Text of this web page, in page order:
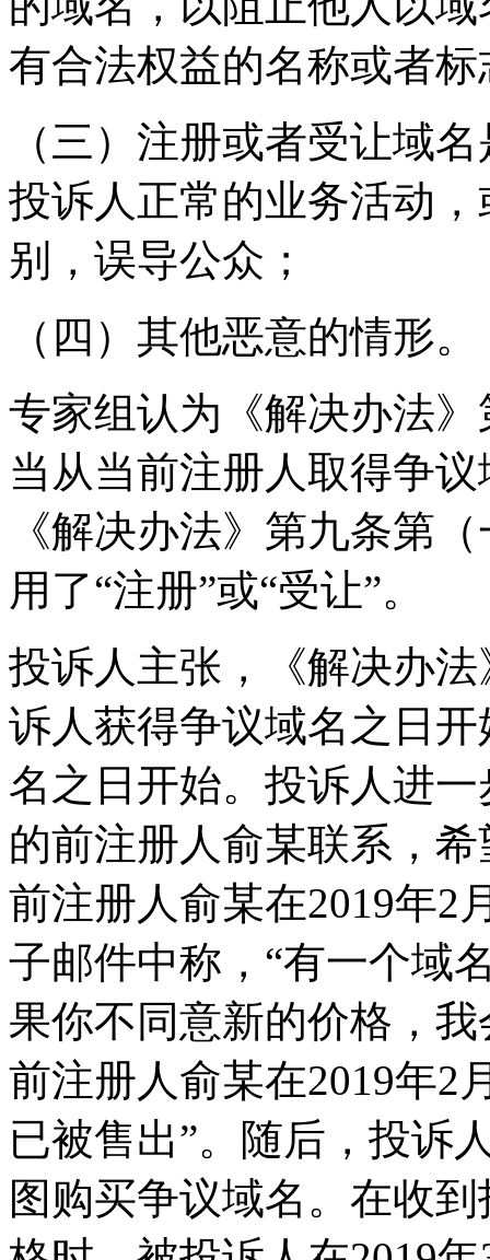
有合法权益的名称或者标
（三）注册或者受让域
投诉人正常的业务活动
别，误导公众；
（四）其他恶意的情形。
专家组认为《解决办法
当从当前注册人取得争
《解决办法》第九条第
用了“注册”或“受让”。
投诉人主张，《解决办
诉人获得争议域名之日
名之日开始。投诉人进
的前注册人俞某联系，
前注册人俞某在2019年2
子邮件中称，“有一个域
果你不同意新的价格，
前注册人俞某在2019年2
已被售出”。随后，投诉
图购买争议域名。在收